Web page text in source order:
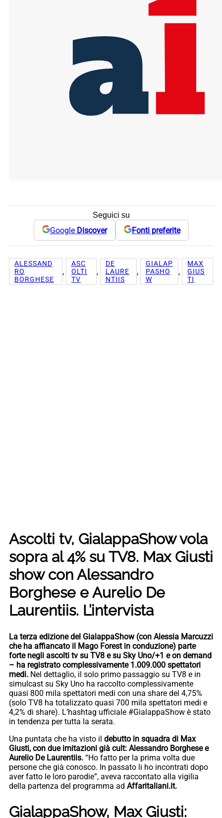
Seguici su
Google Discover Fonti preferite
ALESSAND
RO
BORGHESE
,
ASC
OLTI
TV
,
DE
LAURE
NTIIS
,
GIALAP
PASHO
W
,
MAX
GIUS
TI
Ascolti tv, GialappaShow vola
sopra al 4% su TV8. Max Giusti
show con Alessandro
Borghese e Aurelio De
Laurentiis. L’intervista
La terza edizione del GialappaShow (con Alessia Marcuzzi
che ha affiancato il Mago Forest in conduzione) parte
forte negli ascolti tv su TV8 e su Sky Uno/+1 e on demand
– ha registrato complessivamente 1.009.000 spettatori
medi. Nel dettaglio, il solo primo passaggio su TV8 e in
simulcast su Sky Uno ha raccolto complessivamente
quasi 800 mila spettatori medi con una share del 4,75%
(solo TV8 ha totalizzato quasi 700 mila spettatori medi e
4,2% di share). L’hashtag ufficiale #GialappaShow è stato
in tendenza per tutta la serata.
Una puntata che ha visto il debutto in squadra di Max
Giusti, con due imitazioni già cult: Alessandro Borghese e
Aurelio De Laurentiis. “Ho fatto per la prima volta due
persone che già conosco. In passato li ho incontrati dopo
aver fatto le loro parodie”, aveva raccontato alla vigilia
della partenza del programma ad Affaritaliani.it.
GialappaShow, Max Giusti: